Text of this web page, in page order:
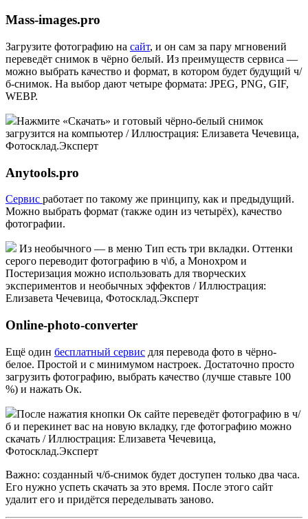
Mass-images.pro
Загрузите фотографию на сайт, и он сам за пару мгновений
переведёт снимок в чёрно белый. Из преимуществ сервиса —
можно выбрать качество и формат, в котором будет будущий ч/
б-снимок. На выбор дают четыре формата: JPEG, PNG, GIF,
WEBP.
Нажмите «Скачать» и готовый чёрно-белый снимок
загрузится на компьютер / Иллюстрация: Елизавета Чечевица,
Фотосклад.Эксперт
Anytools.pro
Сервис работает по такому же принципу, как и предыдущий.
Можно выбрать формат (также один из четырёх), качество
фотографии.
Из необычного — в меню Тип есть три вкладки. Оттенки
серого переводит фотографию в ч\б, а Монохром и
Постеризация можно использовать для творческих
экспериментов и необычных эффектов / Иллюстрация:
Елизавета Чечевица, Фотосклад.Эксперт
Online-photo-converter
Ещё один бесплатный сервис для перевода фото в чёрно-
белое. Простой и с минимумом настроек. Достаточно просто
загрузить фотографию, выбрать качество (лучше ставьте 100
%) и нажать Ок.
После нажатия кнопки Ок сайте переведёт фотографию в ч/
б и перекинет вас на новую вкладку, где фотографию можно
скачать / Иллюстрация: Елизавета Чечевица,
Фотосклад.Эксперт
Важно: созданный ч/б-снимок будет доступен только два часа.
Его нужно успеть скачать за это время. После этого сайт
удалит его и придётся переделывать заново.